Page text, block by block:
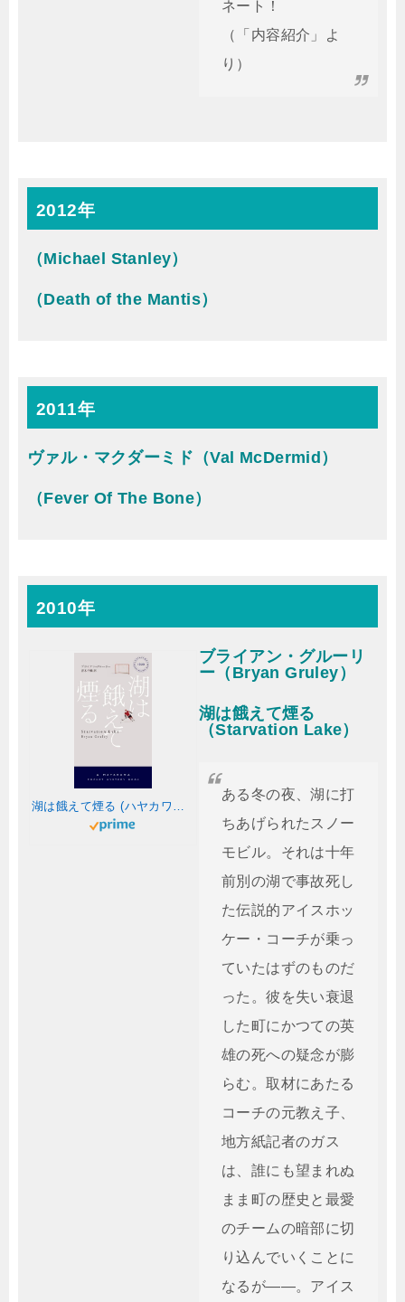
ネート！
（「内容紹介」よ
り）
2012年
（Michael Stanley）
（Death of the Mantis）
2011年
ヴァル・マクダーミド（Val McDermid）
（Fever Of The Bone）
2010年
湖は餓えて煙る (ハヤカワ・ミステリ1839)
ブライアン・グルーリ
ー（Bryan Gruley）
湖は餓えて煙る
（Starvation Lake）
ある冬の夜、湖に打
ちあげられたスノー
モビル。それは十年
前別の湖で事故死し
た伝説的アイスホッ
ケー・コーチが乗っ
ていたはずのものだ
った。彼を失い衰退
した町にかつての英
雄の死への疑念が膨
らむ。取材にあたる
コーチの元教え子、
地方紙記者のガス
は、誰にも望まれぬ
まま町の歴史と最愛
のチームの暗部に切
り込んでいくことに
なるが――。アイス